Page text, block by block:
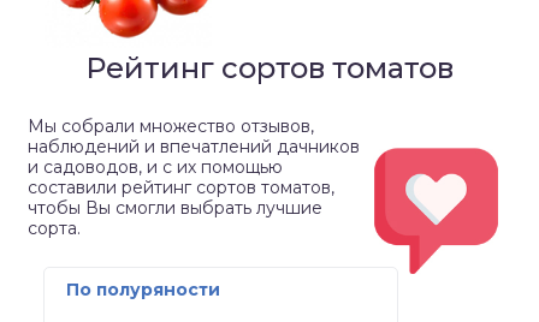
Рейтинг сортов томатов
Мы собрали множество отзывов,
наблюдений и впечатлений дачников
и садоводов, и с их помощью
составили рейтинг сортов томатов,
чтобы Вы смогли выбрать лучшие
сорта.
По полуряности